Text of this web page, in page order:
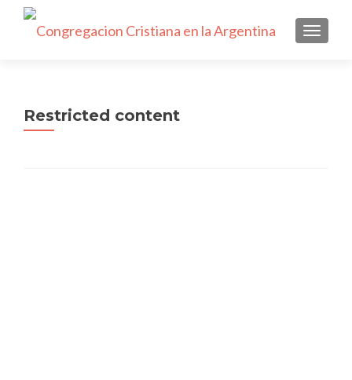
Restricted content